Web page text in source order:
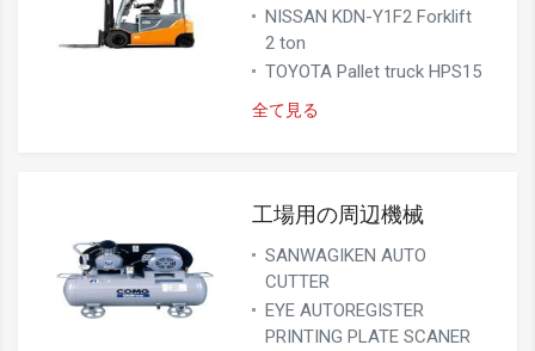
NISSAN KDN-Y1F2 Forklift
2 ton
TOYOTA Pallet truck HPS15
全て見る
工場用の周辺機械
SANWAGIKEN AUTO
CUTTER
EYE AUTOREGISTER
PRINTING PLATE SCANER